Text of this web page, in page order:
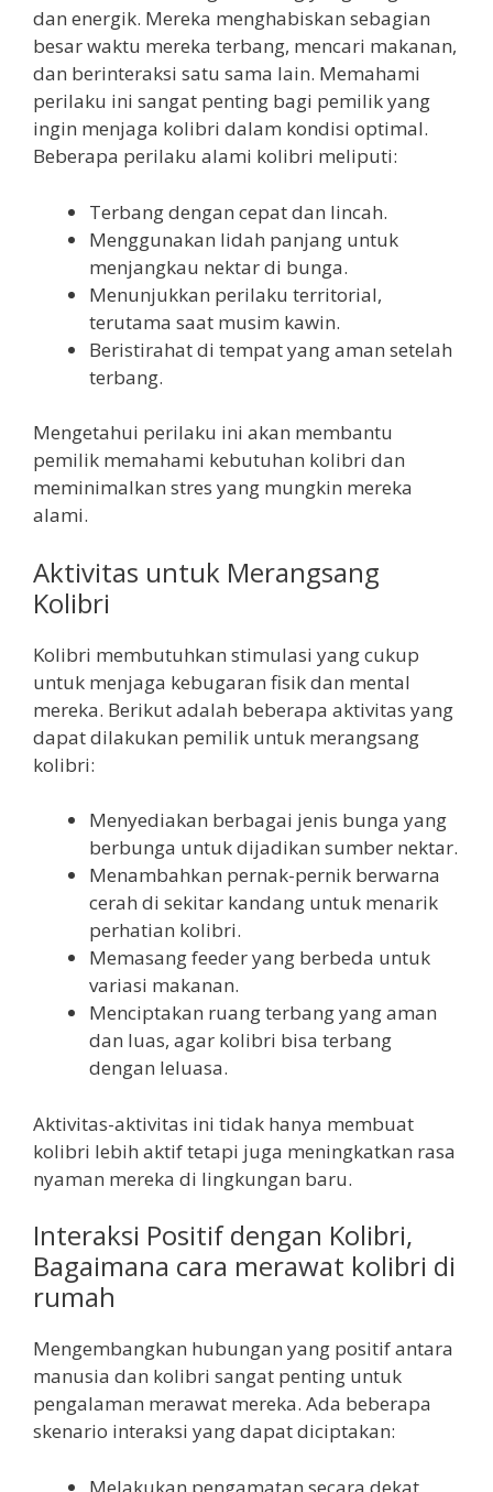
dan energik. Mereka menghabiskan sebagian
besar waktu mereka terbang, mencari makanan,
dan berinteraksi satu sama lain. Memahami
perilaku ini sangat penting bagi pemilik yang
ingin menjaga kolibri dalam kondisi optimal.
Beberapa perilaku alami kolibri meliputi:
Terbang dengan cepat dan lincah.
Menggunakan lidah panjang untuk
menjangkau nektar di bunga.
Menunjukkan perilaku territorial,
terutama saat musim kawin.
Beristirahat di tempat yang aman setelah
terbang.
Mengetahui perilaku ini akan membantu
pemilik memahami kebutuhan kolibri dan
meminimalkan stres yang mungkin mereka
alami.
Aktivitas untuk Merangsang
Kolibri
Kolibri membutuhkan stimulasi yang cukup
untuk menjaga kebugaran fisik dan mental
mereka. Berikut adalah beberapa aktivitas yang
dapat dilakukan pemilik untuk merangsang
kolibri:
Menyediakan berbagai jenis bunga yang
berbunga untuk dijadikan sumber nektar.
Menambahkan pernak-pernik berwarna
cerah di sekitar kandang untuk menarik
perhatian kolibri.
Memasang feeder yang berbeda untuk
variasi makanan.
Menciptakan ruang terbang yang aman
dan luas, agar kolibri bisa terbang
dengan leluasa.
Aktivitas-aktivitas ini tidak hanya membuat
kolibri lebih aktif tetapi juga meningkatkan rasa
nyaman mereka di lingkungan baru.
Interaksi Positif dengan Kolibri,
Bagaimana cara merawat kolibri di
rumah
Mengembangkan hubungan yang positif antara
manusia dan kolibri sangat penting untuk
pengalaman merawat mereka. Ada beberapa
skenario interaksi yang dapat diciptakan:
Melakukan pengamatan secara dekat